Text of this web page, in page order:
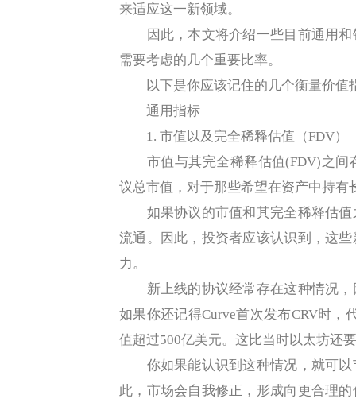
来适应这一新领域。
因此，本文将介绍一些目前通用和
需要考虑的几个重要比率。
以下是你应该记住的几个衡量价值
通用指标
1. 市值以及完全稀释估值（FDV）
市值与其完全稀释估值(FDV)之间
议总市值，对于那些希望在资产中持
如果协议的市值和其完全稀释估值
流通。因此，投资者应该认识到，这
力。
新上线的协议经常存在这种情况，
如果你还记得Curve首次发布CRV时，
值超过500亿美元。这比当时以太坊还
你如果能认识到这种情况，就可以
此，市场会自我修正，形成向更合理